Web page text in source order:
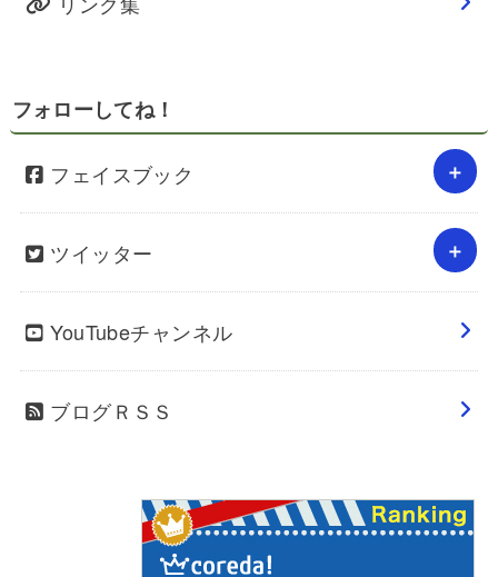
フォローしてね！
フェイスブック
ツイッター
YouTubeチャンネル
ブログＲＳＳ